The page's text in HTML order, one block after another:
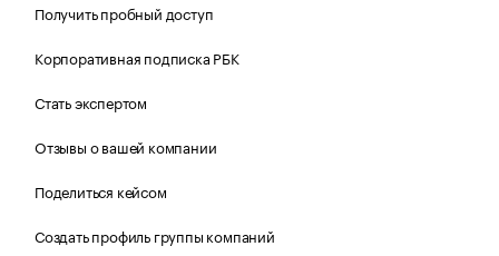
Получить пробный доступ
Корпоративная подписка РБК
Стать экспертом
Отзывы о вашей компании
Поделиться кейсом
Создать профиль группы компаний